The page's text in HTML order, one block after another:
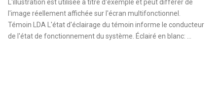
L'illustration est utilisée à titre d'exemple et peut différer de
l'image réellement affichée sur l'écran multifonctionnel.
Témoin LDA L'état d'éclairage du témoin informe le conducteur
de l'état de fonctionnement du système. Éclairé en blanc: ...